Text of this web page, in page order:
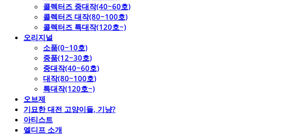
콜렉터즈 중대작(40~60호)
콜렉터즈 대작(80~100호)
콜렉터즈 특대작(120호~)
오리지널
소품(0~10호)
중품(12~30호)
중대작(40~60호)
대작(80~100호)
특대작(120호~)
오브제
기묘한 대전 고양이들, 기냥?
아티스트
엘디프 소개